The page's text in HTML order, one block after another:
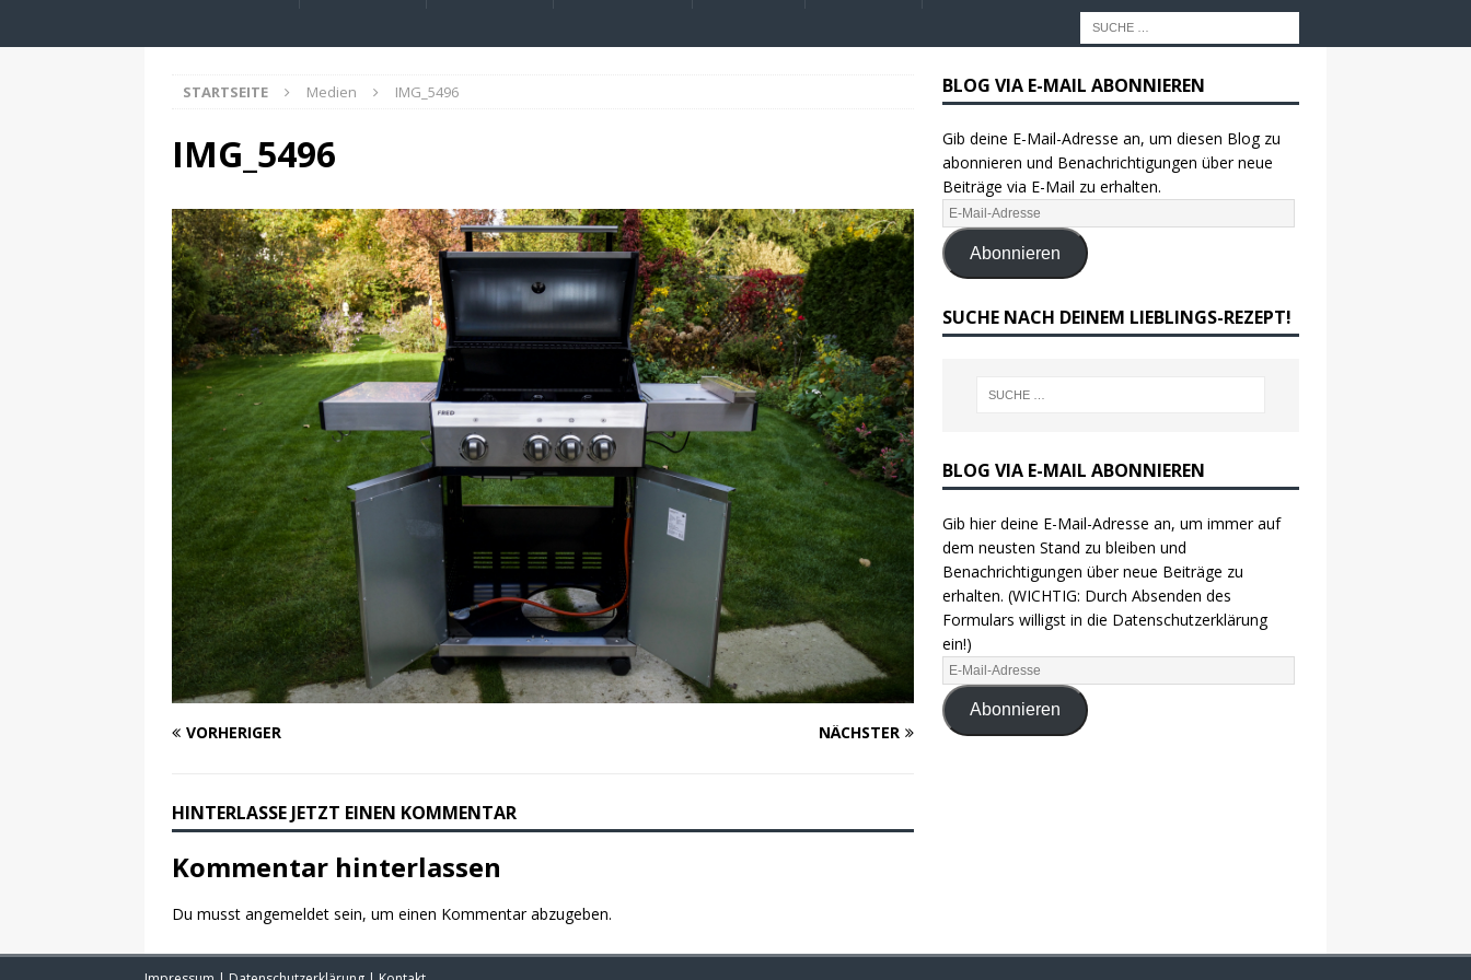
STARTSEITE Medien IMG_5496
IMG_5496
VORHERIGER NÄCHSTER
HINTERLASSE JETZT EINEN KOMMENTAR
Kommentar hinterlassen
Du musst angemeldet sein, um einen Kommentar abzugeben.
BLOG VIA E-MAIL ABONNIEREN
Gib deine E-Mail-Adresse an, um diesen Blog zu
abonnieren und Benachrichtigungen über neue
Beiträge via E-Mail zu erhalten.
Abonnieren
SUCHE NACH DEINEM LIEBLINGS-REZEPT!
BLOG VIA E-MAIL ABONNIEREN
Gib hier deine E-Mail-Adresse an, um immer auf
dem neusten Stand zu bleiben und
Benachrichtigungen über neue Beiträge zu
erhalten. (WICHTIG: Durch Absenden des
Formulars willigst in die Datenschutzerklärung
ein!)
Abonnieren